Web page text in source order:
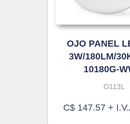
OJO PANEL
3W/180LM/
10180G-
O113L
C$ 147.57 +